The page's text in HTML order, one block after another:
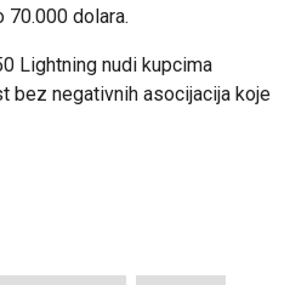
70.000 dolara.
Lightning nudi kupcima
bez negativnih asocijacija koje